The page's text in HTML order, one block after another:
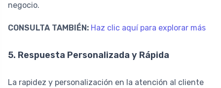
negocio.
CONSULTA TAMBIÉN: Haz clic aquí para explorar más
5. Respuesta Personalizada y Rápida
La rapidez y personalización en la atención al cliente